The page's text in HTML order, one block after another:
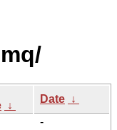
↓
Date ↓
-